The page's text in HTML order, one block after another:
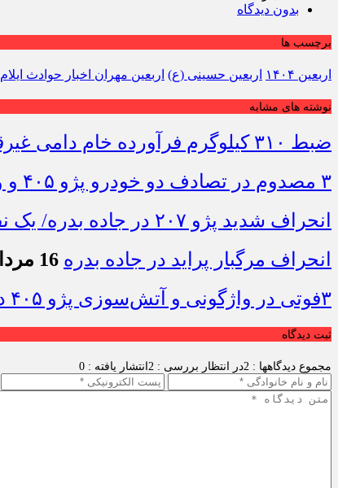
بدون دیدگاه
برچسب ها
اربعین ۱۴۰۴ اربعین حسینی (ع) اربعین مهران اخبار حوادث ایلام
نوشته های مشابه
ضبط ۳۱۰ کیلوگرم فرآورده خام دامی غیرقابل مصرف در ایلام
۳ مصدوم در تصادف دو خودرو پژو ۴۰۵ و وانت در محور دهلران-مهران
انحراف شدید پژو ۲۰۷ در جاده بدره/ یک نفر جان باخت
انحراف مرگبار پراید در جاده بدره 16 مرداد 1405 - 10:19
۳فوتی در واژگونی و آتش‌سوزی پژو ۴۰۵ در کمربندی شرقی ایلام
ثبت دیدگاه
مجموع دیدگاهها : 2 در انتظار بررسی : 2 انتشار یافته : 0